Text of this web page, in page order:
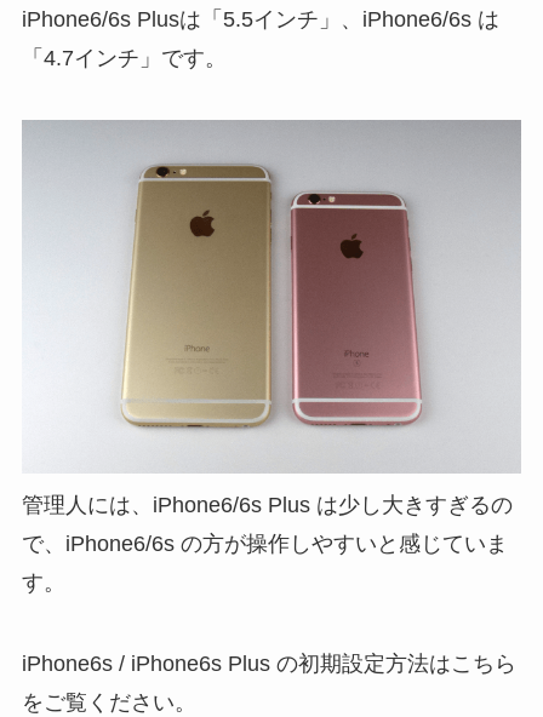
iPhone6/6s Plusは「5.5インチ」、iPhone6/6s は
「4.7インチ」です。
管理人には、iPhone6/6s Plus は少し大きすぎるの
で、iPhone6/6s の方が操作しやすいと感じていま
す。
iPhone6s / iPhone6s Plus の初期設定方法はこちら
をご覧ください。